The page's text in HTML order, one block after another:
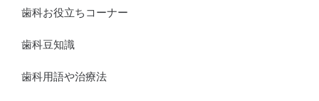
歯科お役立ちコーナー
歯科豆知識
歯科用語や治療法